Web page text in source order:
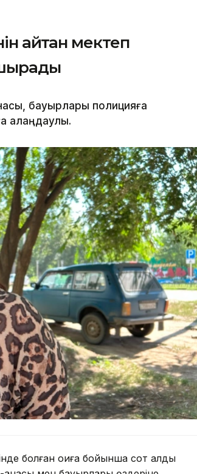
айтқан мектеп
бауырлары полицияға
алаңдаулы.
болған оқиға бойынша сот алды